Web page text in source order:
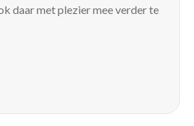
daar met plezier mee verder te